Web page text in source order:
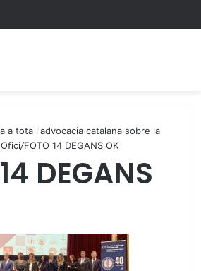
a tota l'advocacia catalana sobre la
/FOTO 14 DEGANS OK
DEGANS